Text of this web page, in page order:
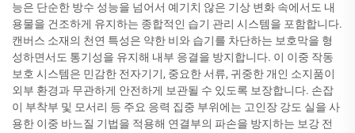
능은 단순한 방수 성능을 넘어서 예기치 않은 기상 변화 속에서도 내
용물을 건조하게 유지하는 종합적인 습기 관리 시스템을 포함합니다.
캔버스 소재의 천연 특성은 약한 비와 습기를 차단하는 보호막을 형
성하면서도 통기성을 유지해 내부 응결을 방지합니다. 이 이중 작동
보호 시스템은 민감한 전자기기, 중요한 서류, 귀중한 개인 소지품이
외부 환경과 무관하게 안전하게 보관될 수 있도록 보장합니다. 손잡
이 부착부 및 모서리 등 주요 응력 집중 부위에는 고인장 강도 실을 사
용한 이중 바느질 기법을 적용해 연결부의 파손을 방지하는 보강 전